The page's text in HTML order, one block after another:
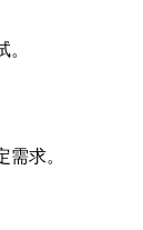
求。